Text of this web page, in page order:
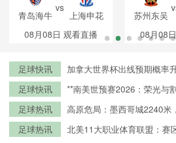
青岛海牛
vs
上海申花
08月08日 观看直播
苏州东吴
08月08日
足球快讯
加拿大世界杯出线预期概率
足球快讯
**南美世预赛2026：荣光与
足球热讯
高原危局：墨西哥城2240米
足球热讯
北美11大职业体育联盟：赛